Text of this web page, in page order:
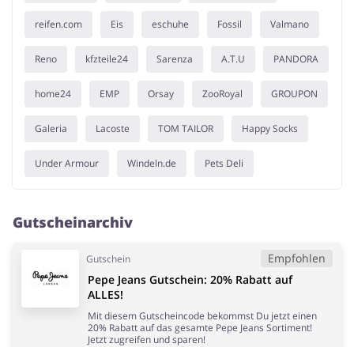
reifen.com Eis eschuhe Fossil Valmano
Reno kfzteile24 Sarenza A.T.U PANDORA
home24 EMP Orsay ZooRoyal GROUPON
Galeria Lacoste TOM TAILOR Happy Socks
Under Armour Windeln.de Pets Deli
Gutscheinarchiv
Gutschein Empfohlen
Pepe Jeans Gutschein: 20% Rabatt auf
ALLES!
Mit diesem Gutscheincode bekommst Du jetzt einen
20% Rabatt auf das gesamte Pepe Jeans Sortiment!
Jetzt zugreifen und sparen!